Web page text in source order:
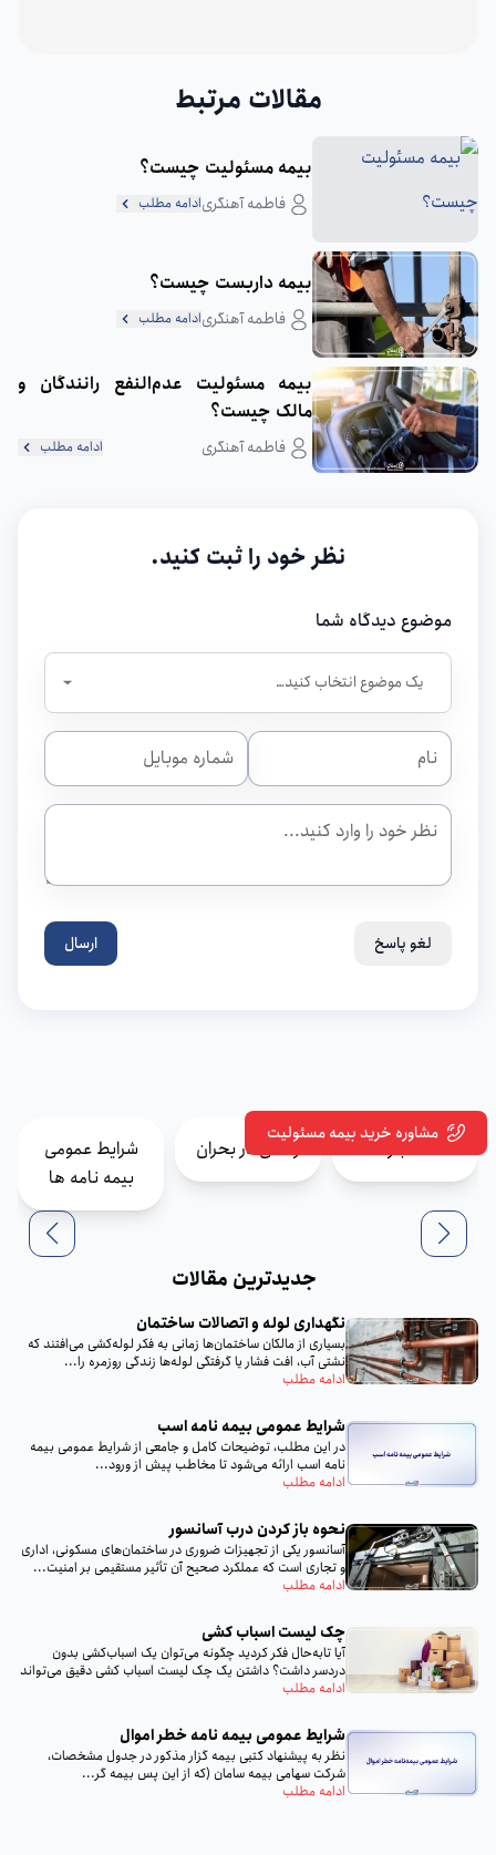
مقالات مرتبط
بیمه مسئولیت چیست؟
فاطمه آهنگریادامه مطلب
بیمه داربست چیست؟
فاطمه آهنگریادامه مطلب
بیمه مسئولیت عدم‌النفع رانندگان و
مالک چیست؟
فاطمه آهنگری ادامه مطلب
نظر خود را ثبت کنید.
موضوع دیدگاه شما
لغو پاسخ ارسال
اخبار زندگی در بحران
شرایط عمومی
بیمه نامه ها
جدیدترین مقالات
نگهداری لوله و اتصالات ساختمان
بسیاری از مالکان ساختمان‌ها زمانی به فکر لوله‌کشی می‌افتند که
نشتی آب، افت فشار یا گرفتگی لوله‌ها زندگی روزمره را...
ادامه مطلب
شرایط عمومی بیمه نامه اسب
در این مطلب، توضیحات کامل و جامعی از شرایط عمومی بیمه
نامه اسب ارائه می‌شود تا مخاطب پیش از ورود...
ادامه مطلب
نحوه باز کردن درب آسانسور
آسانسور یکی از تجهیزات ضروری در ساختمان‌های مسکونی، اداری
و تجاری است که عملکرد صحیح آن تأثیر مستقیمی بر امنیت...
ادامه مطلب
چک لیست اسباب‌ کشی
آیا تا‌به‌حال فکر کردید چگونه می‌توان یک اسباب‌کشی بدون
دردسر داشت؟ داشتن یک چک لیست اسباب‌ کشی دقیق می‌تواند
تمام...
ادامه مطلب
شرایط عمومی بیمه‌ نامه خطر اموال
نظر به پيشنهاد كتبى بيمه گزار مذكور در جدول مشخصات،
شركت سهامى بيمه سامان (كه از اين پس بيمه گر...
ادامه مطلب
مشاوره خرید بیمه مسئولیت